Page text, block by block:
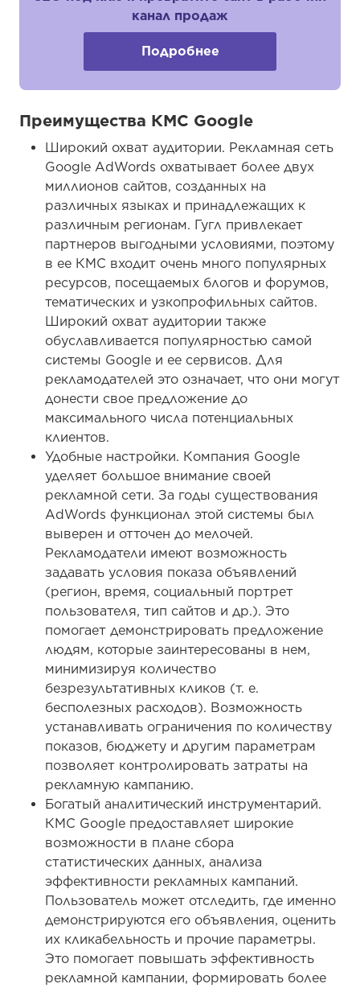
канал продаж
Подробнее
Преимущества КМС Google
Широкий охват аудитории. Рекламная сеть
Google AdWords охватывает более двух
миллионов сайтов, созданных на
различных языках и принадлежащих к
различным регионам. Гугл привлекает
партнеров выгодными условиями, поэтому
в ее КМС входит очень много популярных
ресурсов, посещаемых блогов и форумов,
тематических и узкопрофильных сайтов.
Широкий охват аудитории также
обуславливается популярностью самой
системы Google и ее сервисов. Для
рекламодателей это означает, что они могут
донести свое предложение до
максимального числа потенциальных
клиентов.
Удобные настройки. Компания Google
уделяет большое внимание своей
рекламной сети. За годы существования
AdWords функционал этой системы был
выверен и отточен до мелочей.
Рекламодатели имеют возможность
задавать условия показа объявлений
(регион, время, социальный портрет
пользователя, тип сайтов и др.). Это
помогает демонстрировать предложение
людям, которые заинтересованы в нем,
минимизируя количество
безрезультативных кликов (т. е.
бесполезных расходов). Возможность
устанавливать ограничения по количеству
показов, бюджету и другим параметрам
позволяет контролировать затраты на
рекламную кампанию.
Богатый аналитический инструментарий.
КМС Google предоставляет широкие
возможности в плане сбора
статистических данных, анализа
эффективности рекламных кампаний.
Пользователь может отследить, где именно
демонстрируются его объявления, оценить
их кликабельность и прочие параметры.
Это помогает повышать эффективность
рекламной кампании, формировать более